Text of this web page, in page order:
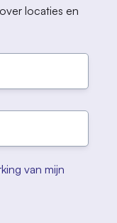
locaties en
van mijn